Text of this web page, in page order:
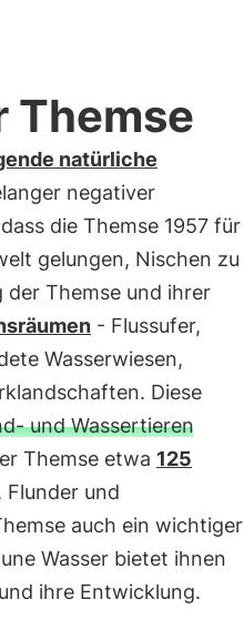
Themse
natürliche
negativer
die Themse 1957 für
gelungen, Nischen zu
der Themse und ihrer
- Flussufer,
Wasserwiesen,
Diese
und Wassertieren
Themse etwa 125
Flunder und
auch ein wichtiger
Wasser bietet ihnen
ihre Entwicklung.